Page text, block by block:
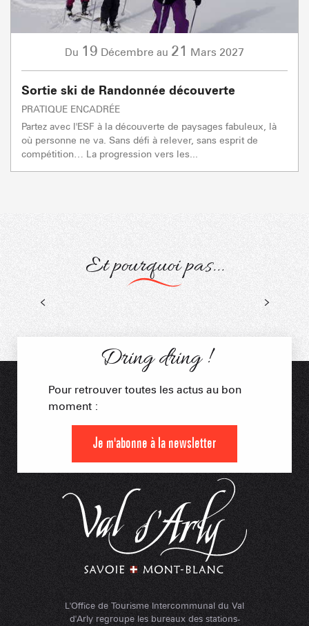
Du 19 Décembre au 21 Mars 2027
Sortie ski de Randonnée découverte
PRATIQUE ENCADRÉE
Partez avec l'ESF à la découverte de paysages fabuleux, là
où personne ne va. Sans défi à relever, sans esprit de
compétition… La progression vers les...
Et pourquoi pas...
Ski-Glisse
L'Office de Tourisme Intercommunal du Val
d'Arly regroupe les bureaux des stations-
Dring dring !
Pour retrouver toutes les actus au bon
moment :
Je m'abonne à la newsletter